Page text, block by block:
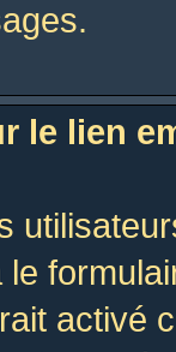
le lien
activé